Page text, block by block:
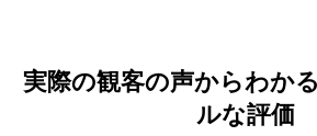
実際の観客の声からわか
ルな評価